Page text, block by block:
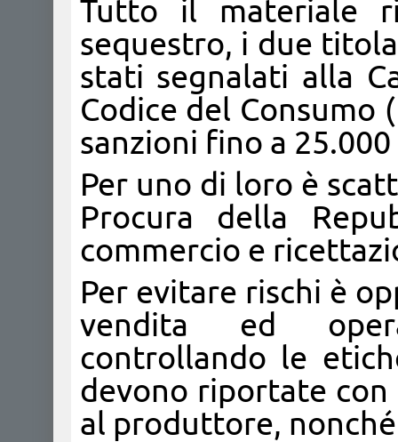
Tutto il materiale
sequestro, i due
stati segnalati alla
Codice del Consumo
sanzioni fino a
Per uno di loro è
Procura della
commercio e
Per evitare rischi è
vendita ed
controllando le
devono riportate
al produttore,